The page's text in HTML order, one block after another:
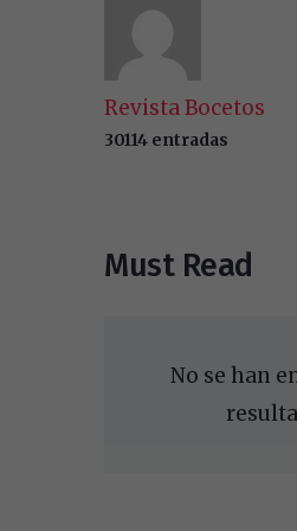
Revista Bocetos
30114 entradas
Must Read
No se han